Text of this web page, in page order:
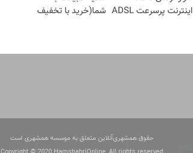
اینترنت پرسرعت ADSL شما(خرید با تخفیف
حقوق همشهری‌آنلاین متعلق به موسسه همشهری است